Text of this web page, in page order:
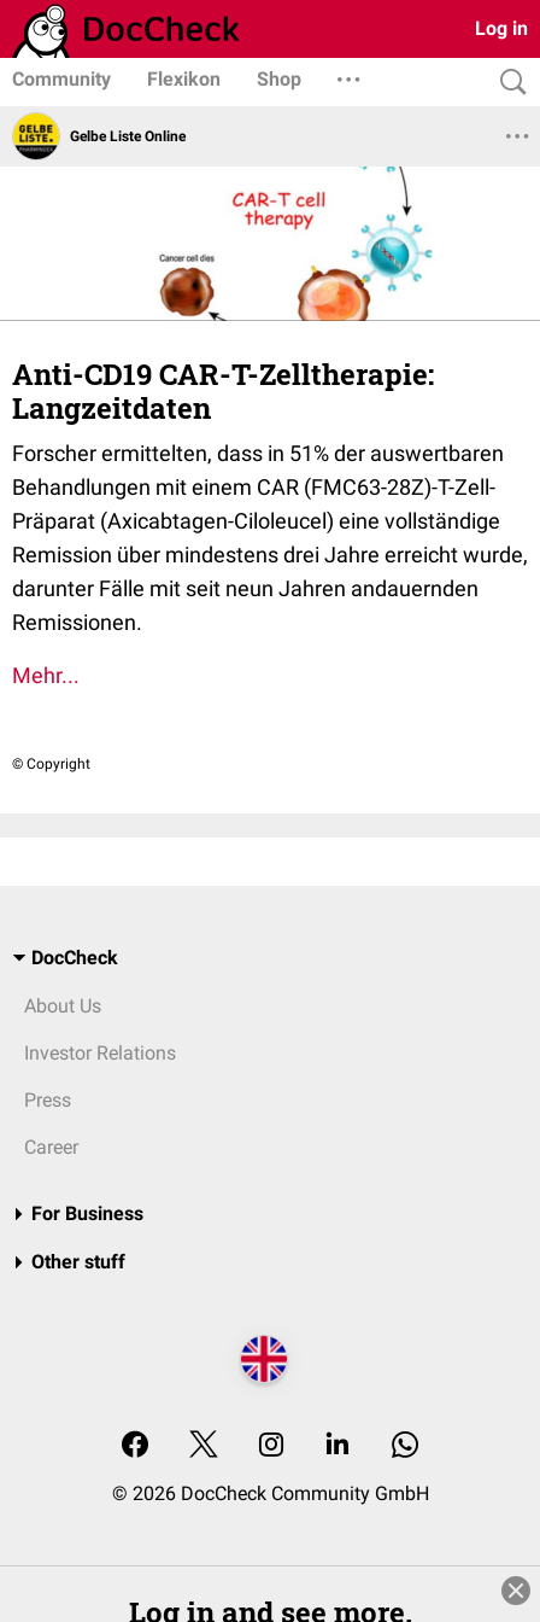
Log in
Community Flexikon Shop
Gelbe Liste Online
Anti-CD19 CAR-T-Zelltherapie:
Langzeitdaten
Forscher ermittelten, dass in 51% der auswertbaren
Behandlungen mit einem CAR (FMC63-28Z)-T-Zell-
Präparat (Axicabtagen-Ciloleucel) eine vollständige
Remission über mindestens drei Jahre erreicht wurde,
darunter Fälle mit seit neun Jahren andauernden
Remissionen.
Mehr...
© Copyright
DocCheck
About Us
Investor Relations
Press
Career
For Business
Other stuff
© 2026 DocCheck Community GmbH
Log in and see more.